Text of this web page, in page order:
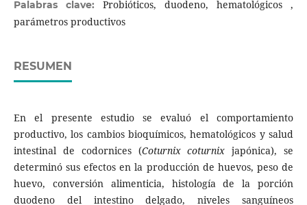
Palabras clave: Probióticos, duodeno, hematológicos ,
parámetros productivos
RESUMEN
En el presente estudio se evaluó el comportamiento
productivo, los cambios bioquímicos, hematológicos y salud
intestinal de codornices (Coturnix coturnix japónica), se
determinó sus efectos en la producción de huevos, peso de
huevo, conversión alimenticia, histología de la porción
duodeno del intestino delgado, niveles sanguíneos